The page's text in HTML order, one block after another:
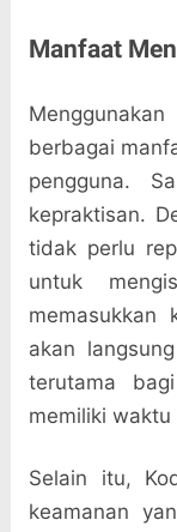
Manfaat
berbagai
pengguna.
kepraktisan.
tidak perlu
untuk
memasukkan
akan
terutama
memiliki
Selain itu,
keamanan